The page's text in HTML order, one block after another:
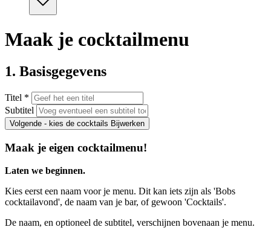
Maak je cocktailmenu
1. Basisgegevens
Titel *
Subtitel
Volgende - kies de cocktails Bijwerken
Maak je eigen cocktailmenu!
Laten we beginnen.
Kies eerst een naam voor je menu. Dit kan iets zijn als 'Bobs
cocktailavond', de naam van je bar, of gewoon 'Cocktails'.
De naam, en optioneel de subtitel, verschijnen bovenaan je menu.